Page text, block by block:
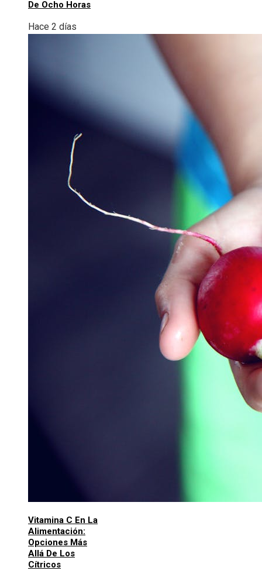
De Ocho Horas
Hace 2 días
Vitamina C En La
Alimentación:
Opciones Más
Allá De Los
Cítricos